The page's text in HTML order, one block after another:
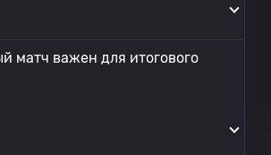
матч важен для итогового